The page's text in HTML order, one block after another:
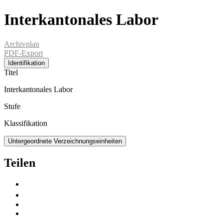
Interkantonales Labor
Archivplan
PDF-Export
Identifikation
Titel
Interkantonales Labor
Stufe
Klassifikation
Untergeordnete Verzeichnungseinheiten
Teilen